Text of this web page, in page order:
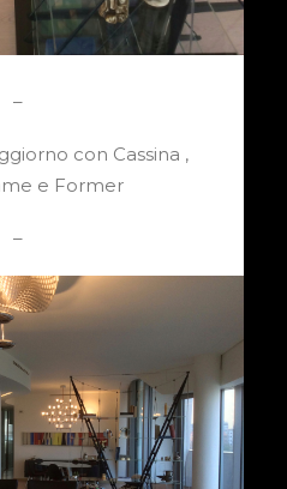
–
con Cassina ,
e Former
–